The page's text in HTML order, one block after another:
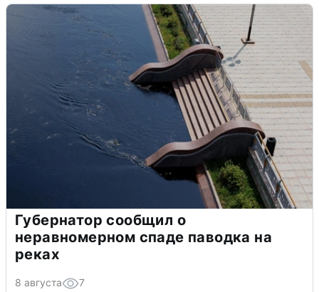
Губернатор сообщил о
неравномерном спаде паводка на
реках
8 августа 7